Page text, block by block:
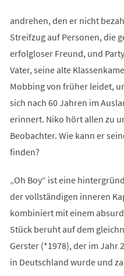
andrehen, den er nicht
Streifzug auf Personen, die
erfolgloser Freund, und
Vater, seine alte
Mobbing von früher leidet,
sich nach 60 Jahren im
erinnert. Niko hört allen zu
Beobachter. Wie kann er
finden?
„Oh Boy“ ist eine
der vollständigen inneren
kombiniert mit einem
Stück beruht auf dem
Gerster (*1978), der im Jahr
in Deutschland wurde und